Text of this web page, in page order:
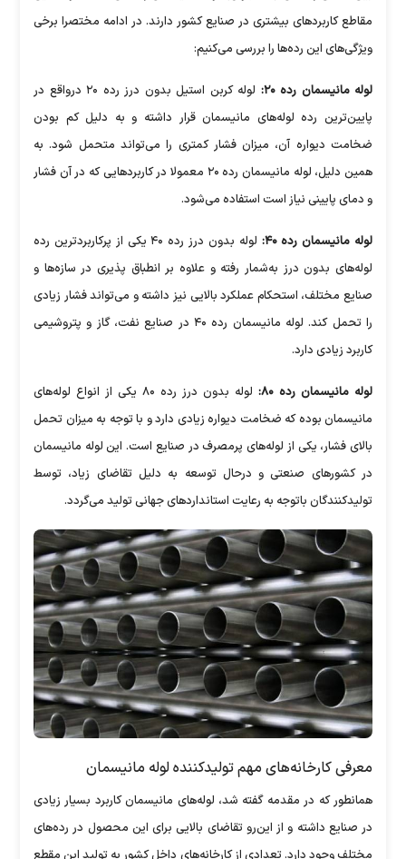
مقاطع کاربرد‌های بیشتری در صنایع کشور دارند. در ادامه مختصرا برخی
ویژگی‌های این رده‌ها را بررسی می‌کنیم:
لوله مانیسمان رده ۲۰:
لوله کربن استیل بدون درز رده ۲۰ درواقع در
پایین‌ترین رده لوله‌های مانیسمان قرار داشته و به دلیل کم بودن
ضخامت دیواره آن، میزان فشار کمتری را می‌تواند متحمل شود. به
همین دلیل، لوله مانیسمان رده ۲۰ معمولا در کاربرد‌هایی که در آن فشار
و دمای پایینی نیاز است استفاده می‌شود.
لوله مانیسمان رده ۴۰:
لوله بدون درز رده ۴۰ یکی از پرکاربردترین رده
لوله‌های بدون درز به‌شمار رفته و علاوه بر انطباق پذیری در سازه‌ها و
صنایع مختلف، استحکام عملکرد بالایی نیز داشته و می‌تواند فشار زیادی
را تحمل کند. لوله مانیسمان رده ۴۰ در صنایع نفت، گاز و پتروشیمی
کاربرد زیادی دارد.
لوله مانیسمان رده ۸۰:
لوله بدون درز رده ۸۰ یکی از انواع لوله‌های
مانیسمان بوده که ضخامت دیواره زیادی دارد و با توجه به میزان تحمل
بالای فشار، یکی از لوله‌های پرمصرف در صنایع است. این لوله مانیسمان
در کشور‌های صنعتی و درحال توسعه به دلیل تقاضای زیاد، توسط
تولیدکنندگان باتوجه به رعایت استاندارد‌های جهانی تولید می‌گردد.
معرفی کارخانه‌های مهم تولیدکننده لوله مانیسمان
همانطور که در مقدمه گفته شد، لوله‌های مانیسمان کاربرد بسیار زیادی
در صنایع داشته و از این‌رو تقاضای بالایی برای این محصول در رده‌های